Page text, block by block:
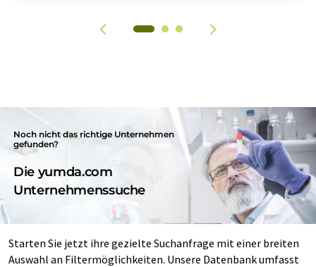
Noch nicht das richtige Unternehmen
gefunden?
Die yumda.com
Unternehmenssuche
Starten Sie jetzt ihre gezielte Suchanfrage mit einer breiten
Auswahl an Filtermöglichkeiten. Unsere Datenbank umfasst